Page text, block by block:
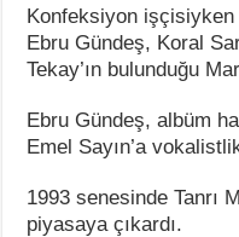
Konfeksiyon
Ebru Gündeş, Koral
Tekay’ın bulunduğu
Ebru Gündeş, albüm
Emel Sayın’a
1993 senesinde Tanrı
piyasaya çıkardı.